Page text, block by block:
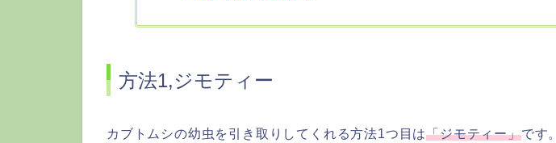
方法1,ジモティー
カブトムシの幼虫を引き取りしてくれる方法1つ目は「ジモティー」です。